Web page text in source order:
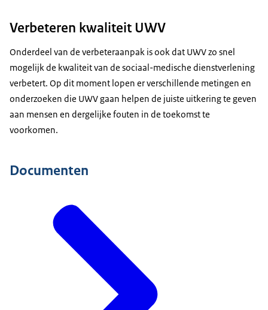
Verbeteren kwaliteit UWV
Onderdeel van de verbeteraanpak is ook dat UWV zo snel
mogelijk de kwaliteit van de sociaal-medische dienstverlening
verbetert. Op dit moment lopen er verschillende metingen en
onderzoeken die UWV gaan helpen de juiste uitkering te geven
aan mensen en dergelijke fouten in de toekomst te
voorkomen.
Documenten